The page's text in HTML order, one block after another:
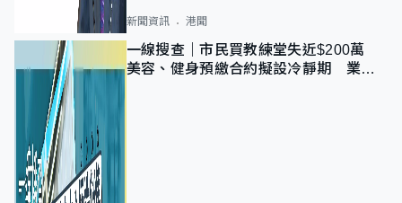
新聞資訊 港聞
一線搜查｜市民買教練堂失近$200萬
美容、健身預繳合約擬設冷靜期 業界